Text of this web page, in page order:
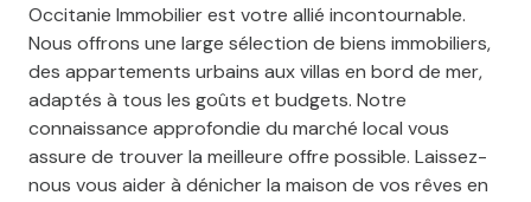
Occitanie Immobilier est votre allié incontournable.
Nous offrons une large sélection de biens immobiliers,
des appartements urbains aux villas en bord de mer,
adaptés à tous les goûts et budgets. Notre
connaissance approfondie du marché local vous
assure de trouver la meilleure offre possible. Laissez-
nous vous aider à dénicher la maison de vos rêves en